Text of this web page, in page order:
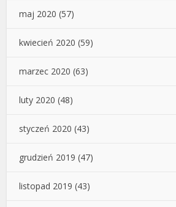
maj 2020 (57)
kwiecień 2020 (59)
marzec 2020 (63)
luty 2020 (48)
styczeń 2020 (43)
grudzień 2019 (47)
listopad 2019 (43)